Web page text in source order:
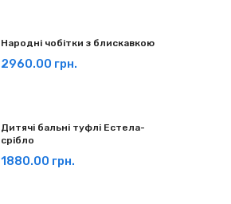
Народні чобітки з блискавкою
2960.00 грн.
Дитячі бальні туфлі Естела-
срібло
1880.00 грн.